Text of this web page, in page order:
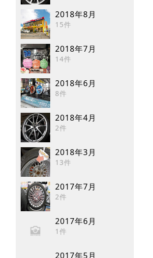
2018年8月
15件
2018年7月
14件
2018年6月
8件
2018年4月
2件
2018年3月
13件
2017年7月
2件
2017年6月
1件
2017年5月